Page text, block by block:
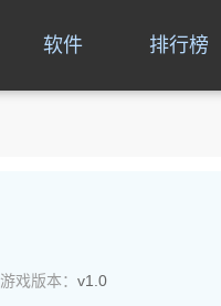
软件 排行榜
游戏版本： v1.0